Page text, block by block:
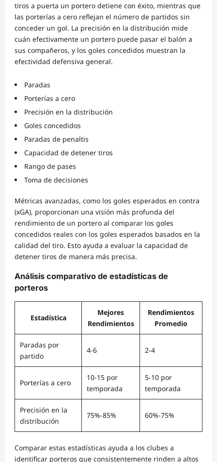
tiros a puerta un portero detiene con éxito, mientras que
las porterías a cero reflejan el número de partidos sin
conceder un gol. La precisión en la distribución mide
cuán efectivamente un portero puede pasar el balón a
sus compañeros, y los goles concedidos muestran la
efectividad defensiva general.
Paradas
Porterías a cero
Precisión en la distribución
Goles concedidos
Paradas de penaltis
Capacidad de detener tiros
Rango de pases
Toma de decisiones
Métricas avanzadas, como los goles esperados en contra
(xGA), proporcionan una visión más profunda del
rendimiento de un portero al comparar los goles
concedidos reales con los goles esperados basados en la
calidad del tiro. Esto ayuda a evaluar la capacidad de
detener tiros de manera más precisa.
Análisis comparativo de estadísticas de
porteros
Estadística
Mejores
Rendimientos
Rendimientos
Promedio
Paradas por
partido
4-6 2-4
Porterías a cero
10-15 por
temporada
5-10 por
temporada
Precisión en la
distribución
75%-85% 60%-75%
Comparar estas estadísticas ayuda a los clubes a
identificar porteros que consistentemente rinden a altos